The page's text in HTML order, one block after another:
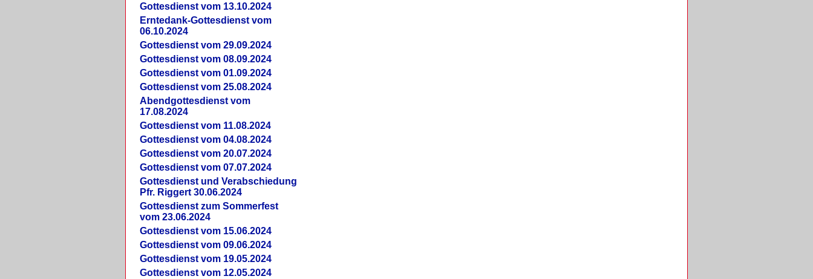
Gottesdienst vom 13.10.2024
Erntedank-Gottesdienst vom
06.10.2024
Gottesdienst vom 29.09.2024
Gottesdienst vom 08.09.2024
Gottesdienst vom 01.09.2024
Gottesdienst vom 25.08.2024
Abendgottesdienst vom
17.08.2024
Gottesdienst vom 11.08.2024
Gottesdienst vom 04.08.2024
Gottesdienst vom 20.07.2024
Gottesdienst vom 07.07.2024
Gottesdienst und Verabschiedung
Pfr. Riggert 30.06.2024
Gottesdienst zum Sommerfest
vom 23.06.2024
Gottesdienst vom 15.06.2024
Gottesdienst vom 09.06.2024
Gottesdienst vom 19.05.2024
Gottesdienst vom 12.05.2024